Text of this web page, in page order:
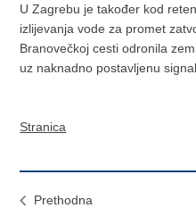
U Zagrebu je također kod
izlijevanja vode za promet
Branovečkoj cesti odronila
uz naknadno postavljenu
Stranica
Prethodna